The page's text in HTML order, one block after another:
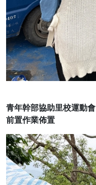
青年幹部協助里校運動會
前置作業佈置